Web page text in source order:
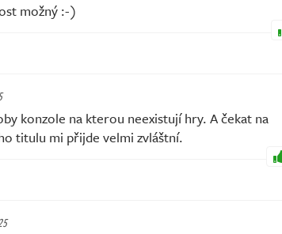
možný :-)
konzole na kterou neexistují hry. A čekat na
titulu mi přijde velmi zvláštní.